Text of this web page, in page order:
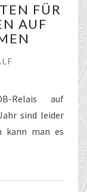
FÜR
AUF
Relais auf
sind leider
kann man es